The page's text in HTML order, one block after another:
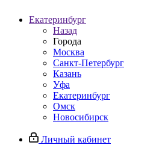
Екатеринбург
Назад
Города
Москва
Санкт-Петербург
Казань
Уфа
Екатеринбург
Омск
Новосибирск
Личный кабинет